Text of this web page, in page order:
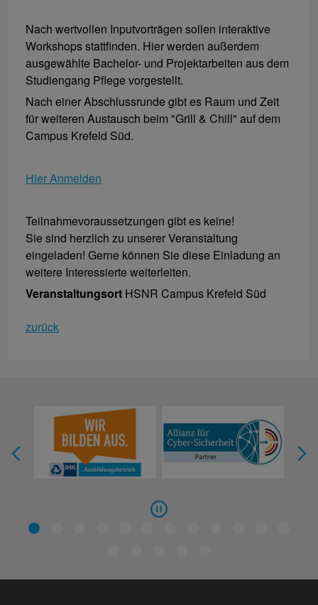
Nach wertvollen Inputvorträgen sollen interaktive
Workshops stattfinden. Hier werden außerdem
ausgewählte Bachelor- und Projektarbeiten aus dem
Studiengang Pflege vorgestellt.
Nach einer Abschlussrunde gibt es Raum und Zeit
für weiteren Austausch beim "Grill & Chill" auf dem
Campus Krefeld Süd.
Hier Anmelden
Teilnahmevoraussetzungen gibt es keine!
Sie sind herzlich zu unserer Veranstaltung
eingeladen! Gerne können Sie diese Einladung an
weitere Interessierte weiterleiten.
Veranstaltungsort HSNR Campus Krefeld Süd
zurück